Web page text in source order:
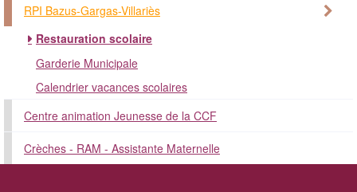
RPI Bazus-Gargas-Villariès
Restauration scolaire
Garderie Municipale
Calendrier vacances scolaires
Centre animation Jeunesse de la CCF
Crèches - RAM - Assistante Maternelle